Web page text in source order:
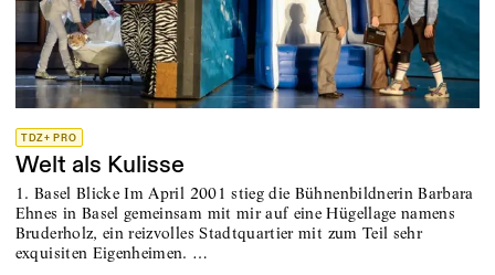
TDZ+ PRO
Welt als Kulisse
1. Basel Blicke Im April 2001 stieg die Bühnenbildnerin Barbara
Ehnes in Basel gemeinsam mit mir auf eine Hügellage namens
Bruderholz, ein reizvolles Stadtquartier mit zum Teil sehr
exquisiten Eigenheimen. …